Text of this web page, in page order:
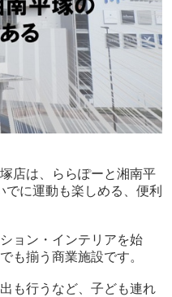
店は、ららぽーと湘南平
に運動も楽しめる、便利
ョン・インテリアを始
も揃う商業施設です。
も行うなど、子ども連れ